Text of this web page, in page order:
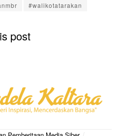
#walikotatarakan
post